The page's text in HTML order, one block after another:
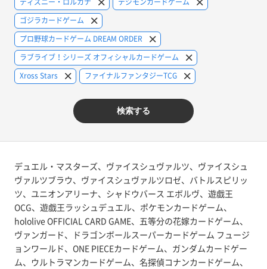
ゴジラカードゲーム
プロ野球カードゲーム DREAM ORDER
ラブライブ！シリーズ オフィシャルカードゲーム
Xross Stars
ファイナルファンタジーTCG
検索する
デュエル・マスターズ、ヴァイスシュヴァルツ、ヴァイスシュ
ヴァルツブラウ、ヴァイスシュヴァルツロゼ、バトルスピリッ
ツ、ユニオンアリーナ、シャドウバース エボルヴ、遊戯王
OCG、遊戯王ラッシュデュエル、ポケモンカードゲーム、
hololive OFFICIAL CARD GAME、五等分の花嫁カードゲーム、
ヴァンガード、ドラゴンボールスーパーカードゲーム フュージ
ョンワールド、ONE PIECEカードゲーム、ガンダムカードゲー
ム、ウルトラマンカードゲーム、名探偵コナンカードゲーム、